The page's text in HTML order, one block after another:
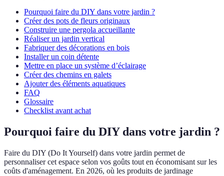
Pourquoi faire du DIY dans votre jardin ?
Créer des pots de fleurs originaux
Construire une pergola accueillante
Réaliser un jardin vertical
Fabriquer des décorations en bois
Installer un coin détente
Mettre en place un système d’éclairage
Créer des chemins en galets
Ajouter des éléments aquatiques
FAQ
Glossaire
Checklist avant achat
Pourquoi faire du DIY dans votre jardin ?
Faire du DIY (Do It Yourself) dans votre jardin permet de
personnaliser cet espace selon vos goûts tout en économisant sur les
coûts d'aménagement. En 2026, où les produits de jardinage